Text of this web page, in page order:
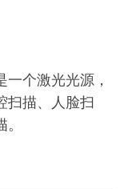
个激光光源，
扫描、人脸扫